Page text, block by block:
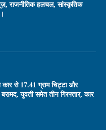
राजनीतिक हलचल, सांस्कृतिक
से 17.41 ग्राम चिट्टा और
युवती समेत तीन गिरफ्तार, कार